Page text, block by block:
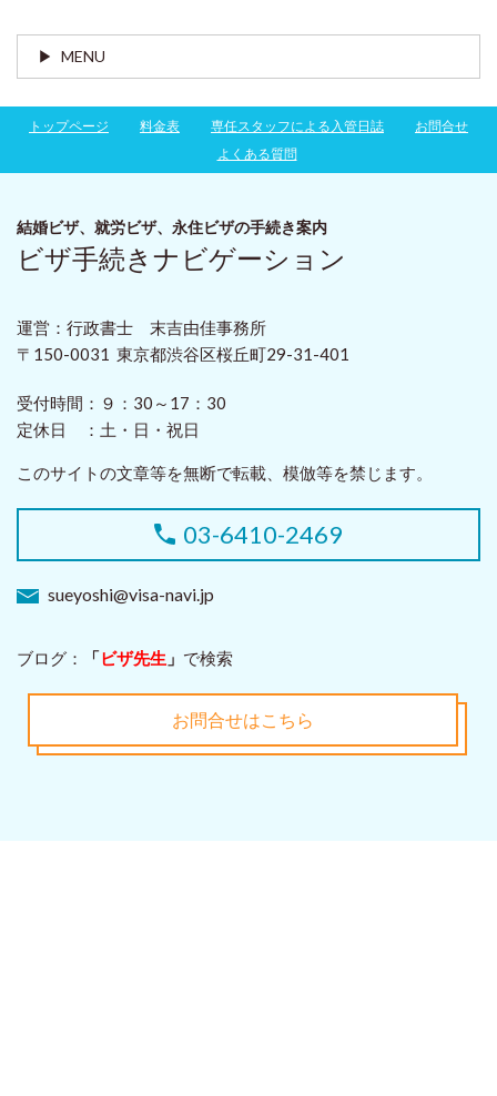
MENU
トップページ 料金表 専任スタッフによる入管日誌
お問合せ
よくある質問
結婚ビザ、就労ビザ、永住ビザの手続き案内
ビザ手続きナビゲーション
運営：行政書士 末吉由佳事務所
〒150-0031 東京都渋谷区桜丘町29-31-401
受付時間： ９：30～17：30
定休日 ： 土・日・祝日
このサイトの文章等を無断で転載、模倣等を禁じます。
03-6410-2469
sueyoshi@visa-navi.jp
ブログ： 「ビザ先生 」 で検索
お問合せはこちら